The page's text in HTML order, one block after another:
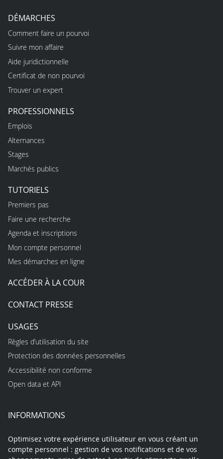
DÉMARCHES
Comment faire un pourvoi
Suivre mon affaire
Aide juridictionnelle
Certificat de non pourvoi
Trouver un expert
PROFESSIONNELS
Emplois
Alternances
Stages
Marchés publics
TUTORIELS
Premiers pas
Faire une recherche
Agenda et inscriptions
Mon compte personnel
Mes démarches en ligne
ACCÉDER À LA COUR
CONTACT PRESSE
USAGES
Règles d’utilisation du site
Protection des données personnelles
Accessibilité non conforme
Open data et API
INFORMATIONS
Optimisez votre expérience utilisateur en vous créant un
compte personnel : gestion de vos notifications et de vos